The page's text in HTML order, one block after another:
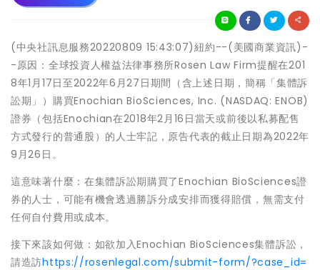
(中央社訊息服務20220809 15:43:07)紐約--(美國商業資訊)-
-原因：全球投資人權益法律事務所Rosen Law Firm提醒在201
8年1月17日至2022年6月27日期間（含上述日期，簡稱「集體訴
訟期」）購買Enochian BioSciences, Inc. (NASDAQ: ENOB)
證券（包括Enochian在2018年2月16日當天或前後以私募配售
方式發行的普通股）的人士牢記，原告代表的截止日期為2022年
9月26日。
這意味著什麼：在集體訴訟期購買了Enochian BioSciences證
券的人士，可能有機會透過勝訴分成安排而獲得賠償，無需支付
任何自付費用或成本。
接下來該如何做：如欲加入Enochian BioSciences集體訴訟，
請造訪https://rosenlegal.com/submit-form/?case_id=